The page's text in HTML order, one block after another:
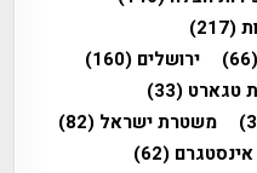
(217)
(66) ירושלים (160)
טגארט (33)
משטרת ישראל (82)
(62)